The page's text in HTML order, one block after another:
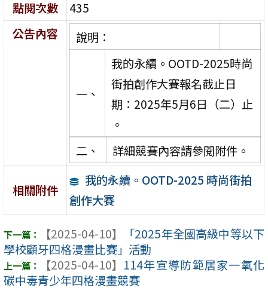
點閱次數
435
公告內容
說明：
一、
我的永續。OOTD-2025時尚
街拍創作大賽報名截止日
期：2025年5月6日（二）止
。
二、
詳細競賽內容請參閱附件。
相關附件
我的永續。OOTD-2025 時尚街拍
創作大賽
【2025-04-10】
「2025年全國高級中等以下
學校顧牙四格漫畫比賽」活動
【2025-04-10】 114年宣導防範居家一氧化
碳中毒青少年四格漫畫競賽